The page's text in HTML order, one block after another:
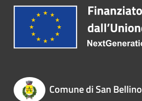
Comune di San Bellino